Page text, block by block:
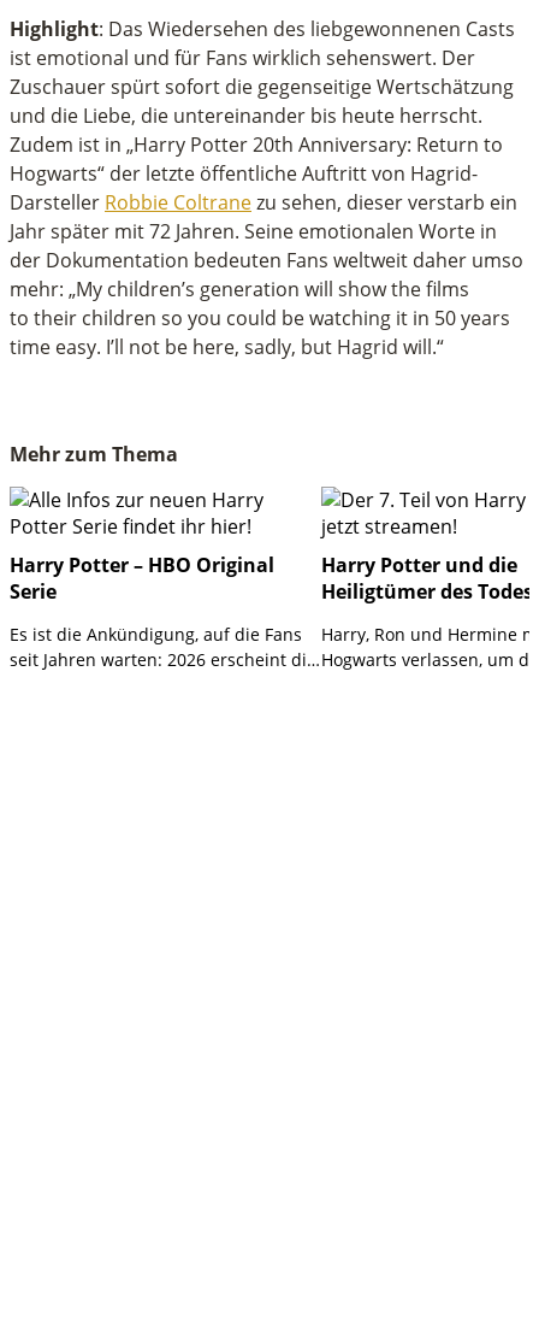
Highlight: Das Wiedersehen des liebgewonnenen Casts
ist emotional und für Fans wirklich sehenswert. Der
Zuschauer spürt sofort die gegenseitige Wertschätzung
und die Liebe, die untereinander bis heute herrscht.
Zudem ist in „Harry Potter 20th Anniversary: Return to
Hogwarts“ der letzte öffentliche Auftritt von Hagrid-
Darsteller Robbie Coltranezu sehen, dieser verstarb ein
Jahr später mit 72 Jahren. Seine emotionalen Worte in
der Dokumentation bedeuten Fans weltweit daher umso
mehr: „My children’s generation will show the films
to their children so you could be watching it in 50 years
time easy. I’ll not be here, sadly, but Hagrid will.“
Mehr zum Thema
Harry Potter – HBO Original
Serie
Es ist die Ankündigung, auf die Fans
seit Jahren warten: 2026 erscheint die
Harry Potter und die
Heiligtümer des Todes
Harry, Ron und Hermine
Hogwarts verlassen, um